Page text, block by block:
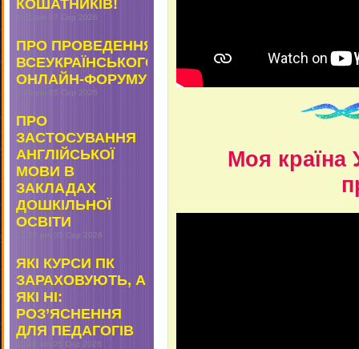
КОШАТНИКІВ!
9:31 am 07 Сер 2026
ПРО ПРОВЕДЕННЯ
ВСЕУКРАЇНСЬКОГО
ОНЛАЙН-ФОРУМУ
1:20 pm 05 Сер 2026
ПРО
ЗАСТОСУВАННЯ
АНГЛІЙСЬКОЇ
МОВИ В
ЗАКЛАДАХ
ДОШКІЛЬНОЇ
ОСВІТИ
12:25 pm 05 Сер 2026
ЯКІ КУРСИ ПК
ЗАРАХОВУЮТЬ, А
ЯКІ НІ:
РОЗ’ЯСНЕННЯ
ДЛЯ ПЕДАГОГІВ
11:43 am 05 Сер 2026
Моя країна